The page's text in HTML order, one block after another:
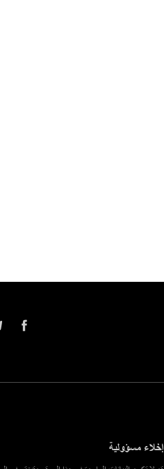
إخلاء مسؤولية